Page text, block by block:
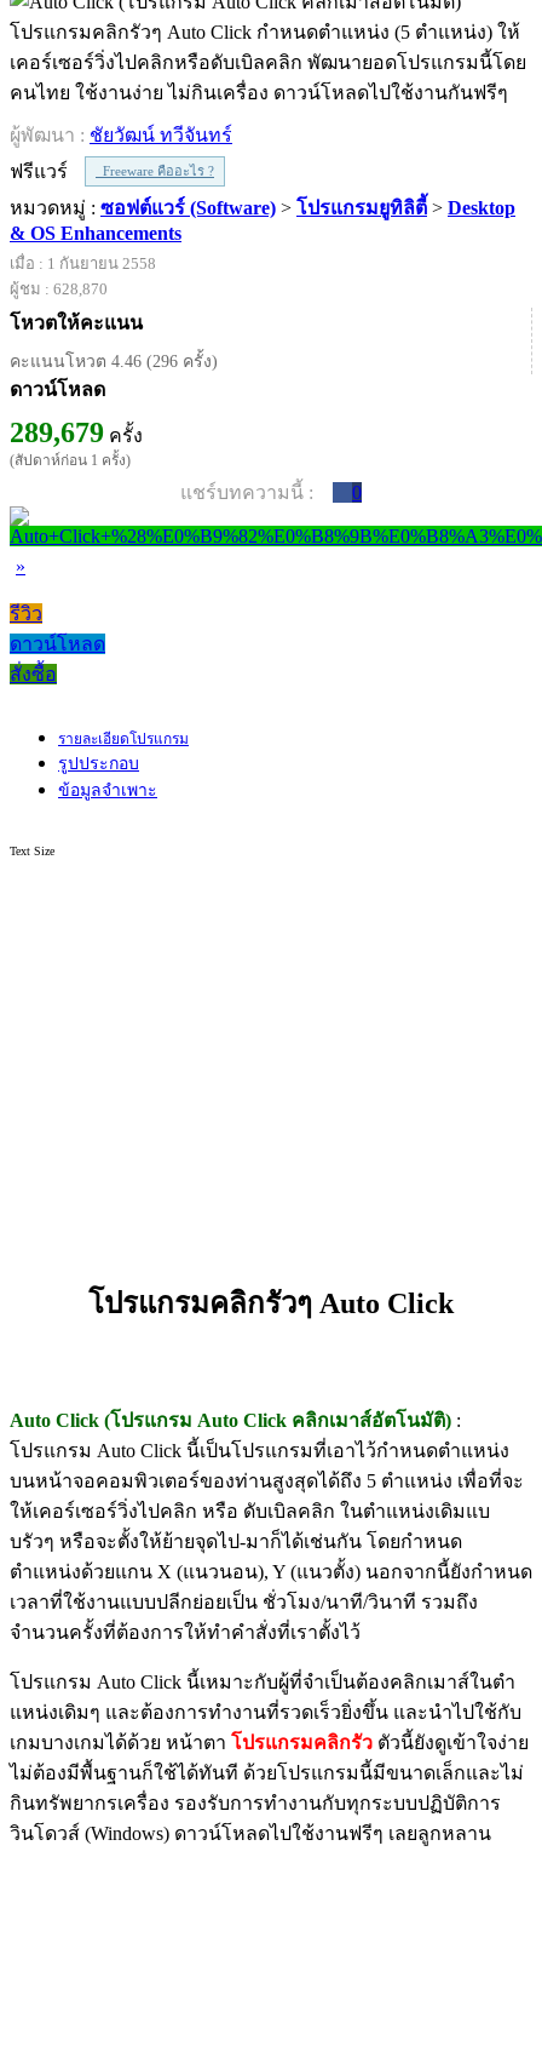
โปรแกรมคลิกรัวๆ Auto Click กำหนดตำแหน่ง (5 ตำแหน่ง) ให้
เคอร์เซอร์วิ่งไปคลิกหรือดับเบิลคลิก พัฒนายอดโปรแกรมนี้โดย
คนไทย ใช้งานง่าย ไม่กินเครื่อง ดาวน์โหลดไปใช้งานกันฟรีๆ
ผู้พัฒนา : ชัยวัฒน์ ทวีจันทร์
ฟรีแวร์
Freeware คืออะไร ?
หมวดหมู่ : ซอฟต์แวร์ (Software) > โปรแกรมยูทิลิตี้ > Desktop
& OS Enhancements
เมื่อ : 1 กันยายน 2558
ผู้ชม : 628,870
โหวตให้คะแนน
คะแนนโหวต 4.46 (296 ครั้ง)
ดาวน์โหลด
289,679 ครั้ง
(สัปดาห์ก่อน 1 ครั้ง)
แชร์บทความนี้ : 0
»
รีวิว
ดาวน์โหลด
สั่งซื้อ
รายละเอียดโปรแกรม
รูปประกอบ
ข้อมูลจำเพาะ
Text Size
โปรแกรมคลิกรัวๆ Auto Click
Auto Click (โปรแกรม Auto Click คลิกเมาส์อัตโนมัติ) :
โปรแกรม Auto Click นี้เป็นโปรแกรมที่เอาไว้กำหนดตำแหน่ง
บนหน้าจอคอมพิวเตอร์ของท่านสูงสุดได้ถึง 5 ตำแหน่ง เพื่อที่จะ
ให้เคอร์เซอร์วิ่งไปคลิก หรือ ดับเบิลคลิก ในตำแหน่งเดิมแบ
บรัวๆ หรือจะตั้งให้ย้ายจุดไป-มาก็ได้เช่นกัน โดยกำหนด
ตำแหน่งด้วยแกน X (แนวนอน), Y (แนวตั้ง) นอกจากนี้ยังกำหนด
เวลาที่ใช้งานแบบปลีกย่อยเป็น ชั่วโมง/นาที/วินาที รวมถึง
จำนวนครั้งที่ต้องการให้ทำคำสั่งที่เราตั้งไว้
โปรแกรม Auto Click นี้เหมาะกับผู้ที่จำเป็นต้องคลิกเมาส์ในตำ
แหน่งเดิมๆ และต้องการทำงานที่รวดเร็วยิ่งขึ้น และนำไปใช้กับ
เกมบางเกมได้ด้วย หน้าตา โปรแกรมคลิกรัว ตัวนี้ยังดูเข้าใจง่าย
ไม่ต้องมีพื้นฐานก็ใช้ได้ทันที ด้วยโปรแกรมนี้มีขนาดเล็กและไม่
กินทรัพยากรเครื่อง รองรับการทำงานกับทุกระบบปฏิบัติการ
วินโดวส์ (Windows) ดาวน์โหลดไปใช้งานฟรีๆ เลยลูกหลาน